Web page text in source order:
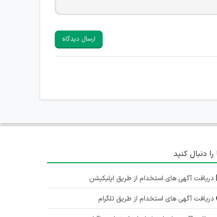
ارسال دیدگاه
را دنبال کنید
دریافت آگهی های استخدام از طریق اپلیکیشن
دریافت آگهی های استخدام از طریق تلگرام